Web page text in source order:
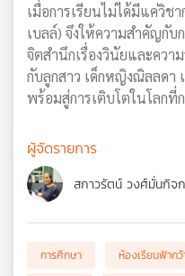
วิทยุ
เครือ
ข่าย
เมื่อการเรียนไม่ได้มีแค่วิช
เบลล์) จึงให้ความสำคัญกับ
จิตสำนึกเรื่องวินัยและคว
กับลูกสาว เด็กหญิงณิลลดา
พร้อมสู่การเติบโตในโลกที่
ผู้จัดรายการ
สกาวรัตน์ วงศ์มั่นกิจ
การศึกษา ห้องเรียนฟ้าก